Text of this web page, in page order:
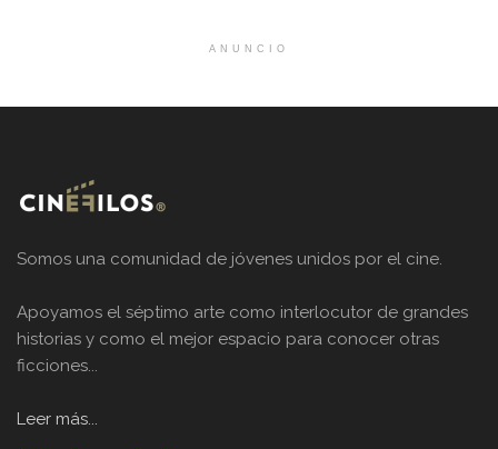
ANUNCIO
Somos una comunidad de jóvenes unidos por el cine.
Apoyamos el séptimo arte como interlocutor de grandes
historias y como el mejor espacio para conocer otras
ficciones...
Leer más...